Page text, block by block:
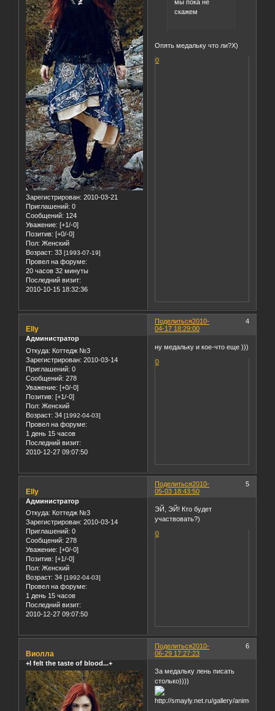
Зарегистрирован: 2010-03-21
Приглашений: 0
Сообщений: 124
Уважение: [+1/-0]
Позитив: [+0/-0]
Пол: Женский
Возраст: 33 [1993-07-19]
Провел на форуме:
20 часов 32 минуты
Последний визит:
2010-10-15 18:32:36
мы пока не
скажем
Опять медальку что ли?Х)
0
Поделиться 4
2010-
04-17 18:29:00
Elly
Администратор
Откуда: Коттедж №3
Зарегистрирован: 2010-03-14
Приглашений: 0
Сообщений: 278
Уважение: [+0/-0]
Позитив: [+1/-0]
Пол: Женский
Возраст: 34 [1992-04-03]
Провел на форуме:
1 день 15 часов
Последний визит:
2010-12-27 09:07:50
ну медальку и кое-что еще )))
0
Поделиться 5
2010-
05-03 18:43:50
Elly
Администратор
Откуда: Коттедж №3
Зарегистрирован: 2010-03-14
Приглашений: 0
Сообщений: 278
Уважение: [+0/-0]
Позитив: [+1/-0]
Пол: Женский
Возраст: 34 [1992-04-03]
Провел на форуме:
1 день 15 часов
Последний визит:
2010-12-27 09:07:50
ЭЙ, ЭЙ! Кто будет
участвовать?)
0
Поделиться 6
2010-
06-29 17:27:23
Виолла
+I felt the taste of blood...+
За медальку лень писать
столько))))